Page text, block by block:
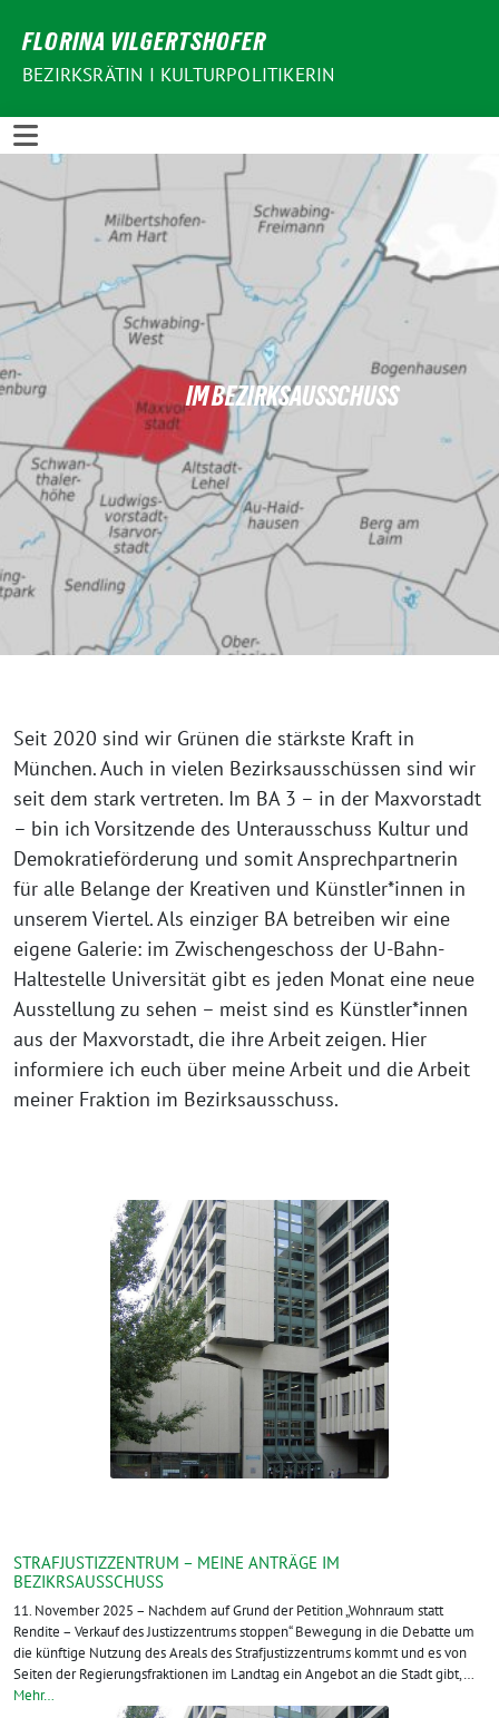
zum
Inhalt
FLORINA VILGERTSHOFER
BEZIRKSRÄTIN I KULTURPOLITIKERIN
IM BEZIRKSAUSSCHUSS
Seit 2020 sind wir Grünen die stärkste Kraft in
München. Auch in vielen Bezirksausschüssen sind wir
seit dem stark vertreten. Im BA 3 – in der Maxvorstadt
– bin ich Vorsitzende des Unterausschuss Kultur und
Demokratieförderung und somit Ansprechpartnerin
für alle Belange der Kreativen und Künstler*innen in
unserem Viertel. Als einziger BA betreiben wir eine
eigene Galerie: im Zwischengeschoss der U-Bahn-
Haltestelle Universität gibt es jeden Monat eine neue
Ausstellung zu sehen – meist sind es Künstler*innen
aus der Maxvorstadt, die ihre Arbeit zeigen. Hier
informiere ich euch über meine Arbeit und die Arbeit
meiner Fraktion im Bezirksausschuss.
STRAFJUSTIZZENTRUM – MEINE ANTRÄGE IM
BEZIKRSAUSSCHUSS
11. November 2025 – Nachdem auf Grund der Petition „Wohnraum statt
Rendite – Verkauf des Justizzentrums stoppen“ Bewegung in die Debatte um
die künftige Nutzung des Areals des Strafjustizzentrums kommt und es von
Seiten der Regierungsfraktionen im Landtag ein Angebot an die Stadt gibt,…
Mehr…